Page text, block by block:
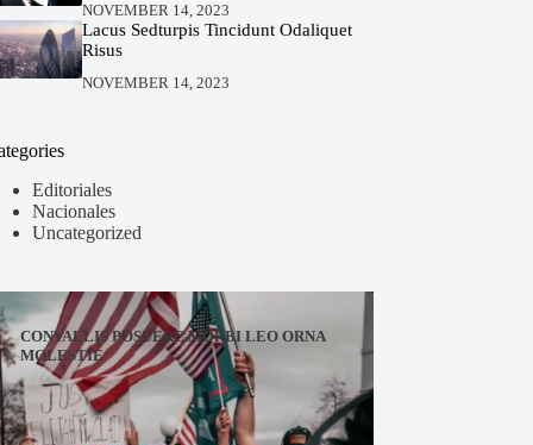
NOVEMBER 14, 2023
Lacus Sedturpis Tincidunt Odaliquet
Risus
NOVEMBER 14, 2023
Editoriales
Nacionales
Uncategorized
CONVALLIS POSUERE MORBI LEO ORNA
MOLESTIE